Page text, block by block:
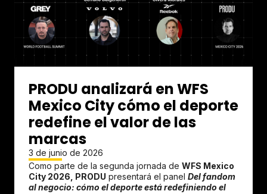
PRODU analizará en WFS
Mexico City cómo el deporte
redefine el valor de las
marcas
3 de junio de 2026
Como parte de la segunda jornada de WFS Mexico
City 2026, PRODU presentará el panel Del fandom
al negocio: cómo el deporte está redefiniendo el